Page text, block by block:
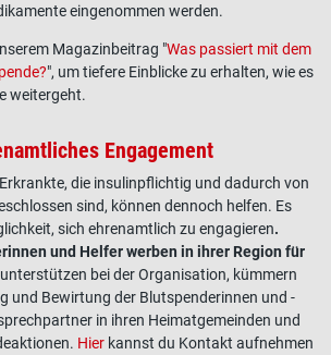
eingenommen werden.
Magazinbeitrag "Was passiert mit dem
", um tiefere Einblicke zu erhalten, wie es
weitergeht.
Engagement
die insulinpflichtig und dadurch von
sind, können dennoch helfen. Es
sich ehrenamtlich zu engagieren.
und Helfer werben in ihrer Region für
unterstützen bei der Organisation, kümmern
und Bewirtung der Blutspenderinnen und -
in ihren Heimatgemeinden und
Hier kannst du Kontakt aufnehmen